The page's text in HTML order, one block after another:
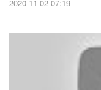
2020-11-02 07:19